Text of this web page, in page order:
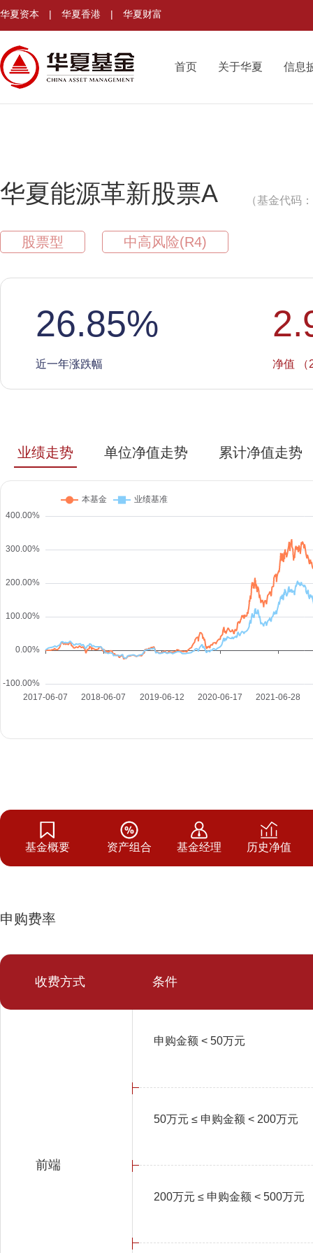
华夏资本 | 华夏香港 | 华夏财富
首页 关于华夏 信息
华夏能源革新股票A （基金代码
股票型 中高风险(R4)
26.85%
近一年涨跌幅 净值 （
业绩走势 单位净值走势 累计净值走势
基金概要 资产组合 基金经理 历史净值
申购费率
收费方式 条件
前端
申购金额 < 50万元
50万元 ≤ 申购金额 < 200万元
200万元 ≤ 申购金额 < 500万元